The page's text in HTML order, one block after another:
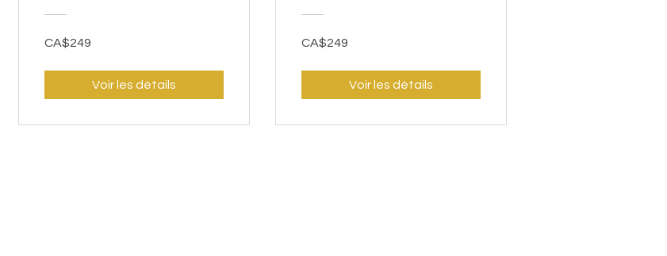
CA$249
Voir les détails
CA$249
Voir les détails